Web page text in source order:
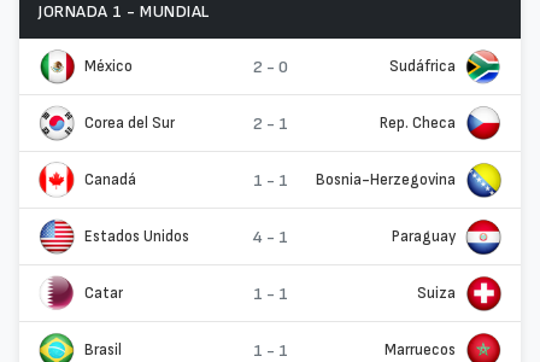
JORNADA 1 - MUNDIAL
México 2 - 0 Sudáfrica
Corea del Sur 2 - 1 Rep. Checa
Canadá 1 - 1 Bosnia-Herzegovina
Estados Unidos 4 - 1 Paraguay
Catar 1 - 1 Suiza
Brasil 1 - 1 Marruecos